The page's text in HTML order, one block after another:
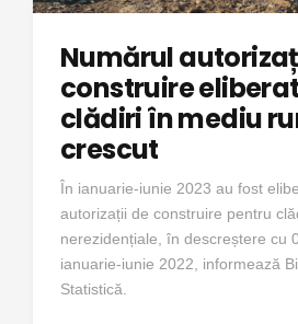
Numărul
construire
clădiri în mediu
crescut
În ianuarie-iunie 2023 au fost
autorizații de construire pentru
nerezidențiale, în descreștere cu
ianuarie-iunie 2022, informează
Statistică.